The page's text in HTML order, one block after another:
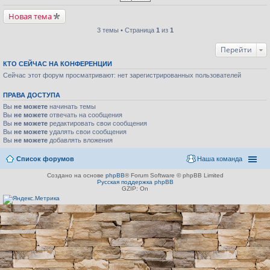
Новая тема
3 темы • Страница 1 из 1
Перейти
КТО СЕЙЧАС НА КОНФЕРЕНЦИИ
Сейчас этот форум просматривают: нет зарегистрированных пользователей
ПРАВА ДОСТУПА
Вы не можете начинать темы
Вы не можете отвечать на сообщения
Вы не можете редактировать свои сообщения
Вы не можете удалять свои сообщения
Вы не можете добавлять вложения
Список форумов Наша команда
Создано на основе phpBB® Forum Software © phpBB Limited
Русская поддержка phpBB
GZIP: On